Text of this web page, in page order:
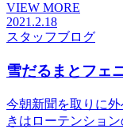
VIEW MORE
2021.2.18
スタッフブログ
雪だるまとフェ
今朝新聞を取りに
きはローテンショ